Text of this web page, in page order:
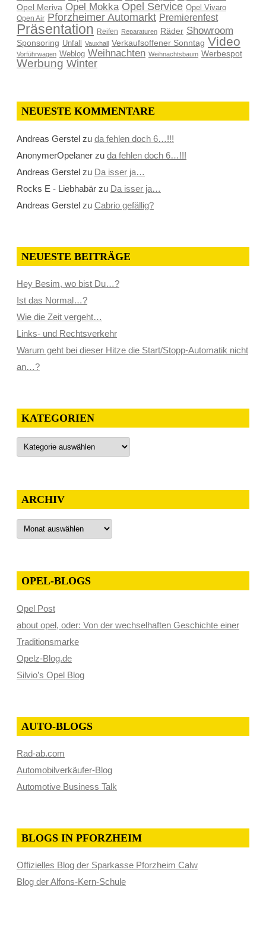
Opel Meriva Opel Mokka Opel Service Opel Vivaro
Open Air Pforzheimer Automarkt Premierenfest
Präsentation Reifen Reparaturen Räder Showroom
Sponsoring Unfall Vauxhall Verkaufsoffener Sonntag Video
Vorführwagen Weblog Weihnachten Weihnachtsbaum Werbespot
Werbung Winter
NEUESTE KOMMENTARE
Andreas Gerstelzu da fehlen doch 6…!!!
AnonymerOpelanerzu da fehlen doch 6…!!!
Andreas Gerstelzu Da isser ja…
Rocks E - Liebhabärzu Da isser ja…
Andreas Gerstelzu Cabrio gefällig?
NEUESTE BEITRÄGE
Hey Besim, wo bist Du…?
Ist das Normal…?
Wie die Zeit vergeht…
Links- und Rechtsverkehr
Warum geht bei dieser Hitze die Start/Stopp-Automatik nicht
an…?
KATEGORIEN
Kategorien
ARCHIV
Archiv
OPEL-BLOGS
Opel Post
about opel, oder: Von der wechselhaften Geschichte einer
Traditionsmarke
Opelz-Blog.de
Silvio’s Opel Blog
AUTO-BLOGS
Rad-ab.com
Automobilverkäufer-Blog
Automotive Business Talk
BLOGS IN PFORZHEIM
Offizielles Blog der Sparkasse Pforzheim Calw
Blog der Alfons-Kern-Schule